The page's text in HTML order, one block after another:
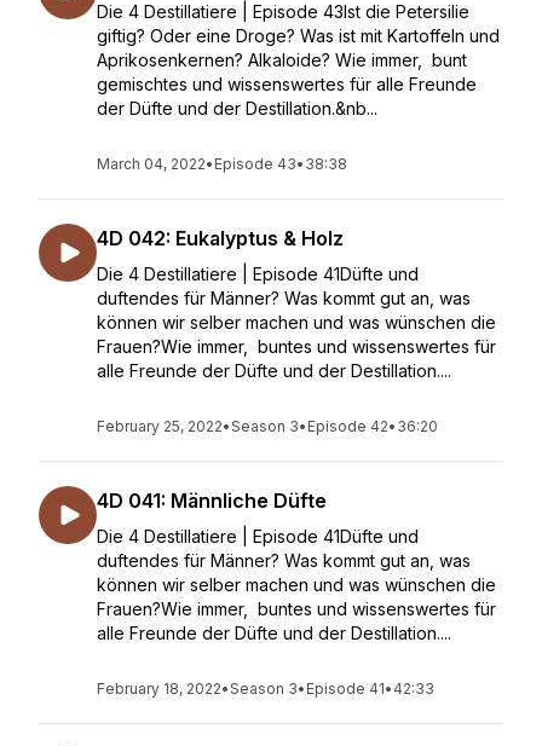
Die 4 Destillatiere | Episode 43Ist die Petersilie
giftig? Oder eine Droge? Was ist mit Kartoffeln und
Aprikosenkernen? Alkaloide? Wie immer, bunt
gemischtes und wissenswertes für alle Freunde
der Düfte und der Destillation.&nb...
March 04, 2022• Episode 43• 38:38
4D 042: Eukalyptus & Holz
Die 4 Destillatiere | Episode 41Düfte und
duftendes für Männer? Was kommt gut an, was
können wir selber machen und was wünschen die
Frauen?Wie immer, buntes und wissenswertes für
alle Freunde der Düfte und der Destillation....
February 25, 2022•Season 3• Episode 42• 36:20
4D 041: Männliche Düfte
Die 4 Destillatiere | Episode 41Düfte und
duftendes für Männer? Was kommt gut an, was
können wir selber machen und was wünschen die
Frauen?Wie immer, buntes und wissenswertes für
alle Freunde der Düfte und der Destillation....
February 18, 2022•Season 3• Episode 41• 42:33